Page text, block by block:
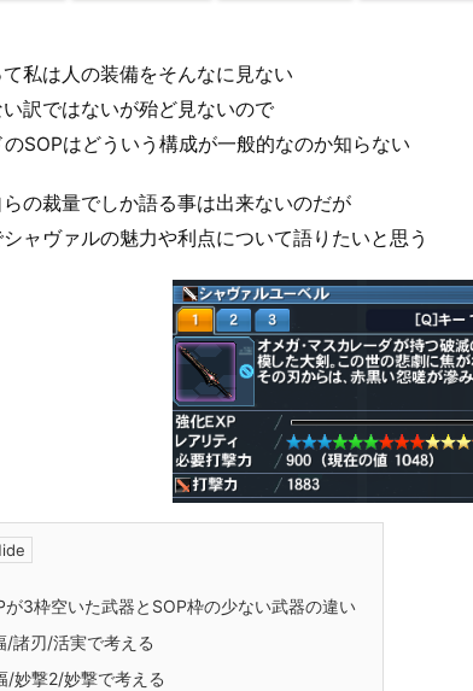
私は人の装備をそんなに見ない
訳ではないが殆ど見ないので
SOPはどういう構成が一般的なのか知らない
の裁量でしか語る事は出来ないのだが
ャヴァルの魅力や利点について語りたいと思う
が3枠空いた武器とSOP枠の少ない武器の違い
/諸刃/活実で考える
/妙撃2/妙撃で考える